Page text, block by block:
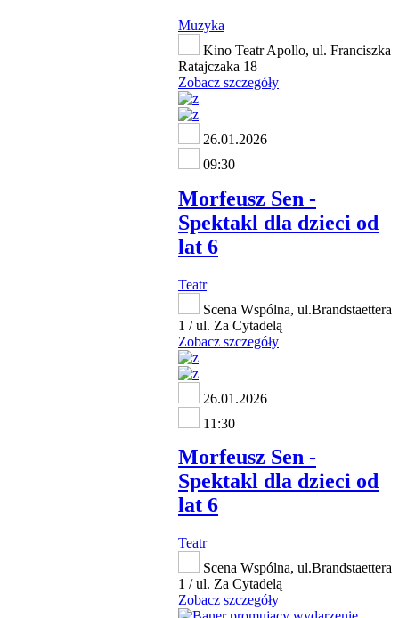
Muzyka
Kino Teatr Apollo, ul. Franciszka
Ratajczaka 18
Zobacz szczegóły
26.01.2026
09:30
Morfeusz Sen -
Spektakl dla dzieci od
lat 6
Teatr
Scena Wspólna, ul.Brandstaettera
1 / ul. Za Cytadelą
Zobacz szczegóły
26.01.2026
11:30
Morfeusz Sen -
Spektakl dla dzieci od
lat 6
Teatr
Scena Wspólna, ul.Brandstaettera
1 / ul. Za Cytadelą
Zobacz szczegóły